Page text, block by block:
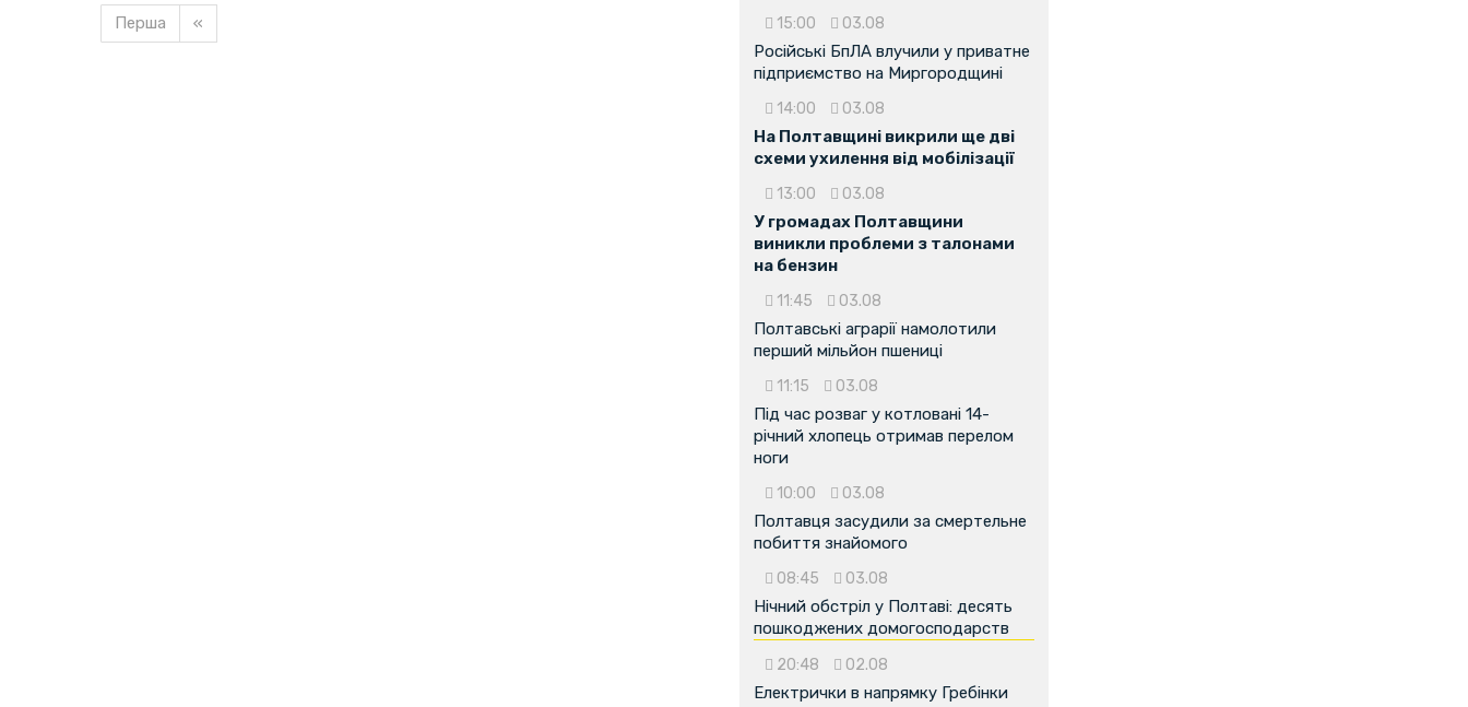
Перша « 15:00 03.08
Російські БпЛА влучили у приватне
підприємство на Миргородщині
14:00 03.08
На Полтавщині викрили ще дві
схеми ухилення від мобілізації
13:00 03.08
У громадах Полтавщини
виникли проблеми з талонами
на бензин
11:45 03.08
Полтавські аграрії намолотили
перший мільйон пшениці
11:15 03.08
Під час розваг у котловані 14-
річний хлопець отримав перелом
ноги
10:00 03.08
Полтавця засудили за смертельне
побиття знайомого
08:45 03.08
Нічний обстріл у Полтаві: десять
пошкоджених домогосподарств
20:48 02.08
Електрички в напрямку Гребінки